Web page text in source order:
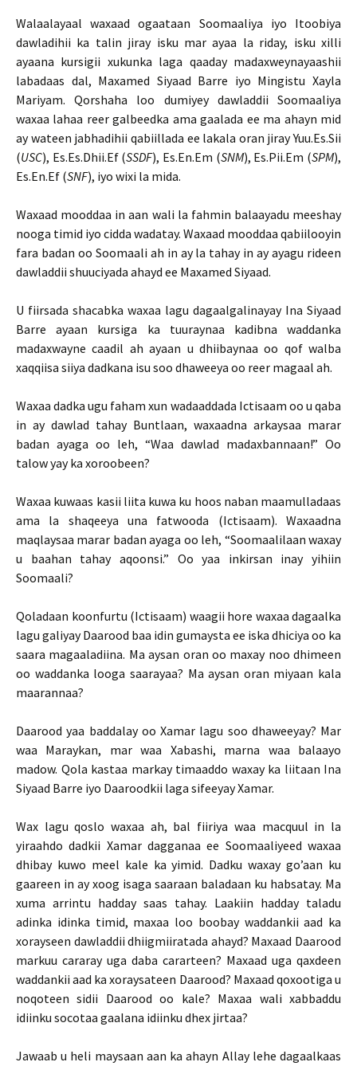
Walaalayaal waxaad ogaataan Soomaaliya iyo Itoobiya
dawladihii ka talin jiray isku mar ayaa la riday, isku xilli
ayaana kursigii xukunka laga qaaday madaxweynayaashii
labadaas dal, Maxamed Siyaad Barre iyo Mingistu Xayla
Mariyam. Qorshaha loo dumiyey dawladdii Soomaaliya
waxaa lahaa reer galbeedka ama gaalada ee ma ahayn mid
ay wateen jabhadihii qabiillada ee lakala oran jiray Yuu.Es.Sii
(USC), Es.Es.Dhii.Ef (SSDF), Es.En.Em (SNM), Es.Pii.Em (SPM),
Es.En.Ef (SNF), iyo wixi la mida.
Waxaad mooddaa in aan wali la fahmin balaayadu meeshay
nooga timid iyo cidda wadatay. Waxaad mooddaa qabiilooyin
fara badan oo Soomaali ah in ay la tahay in ay ayagu rideen
dawladdii shuuciyada ahayd ee Maxamed Siyaad.
U fiirsada shacabka waxaa lagu dagaalgalinayay Ina Siyaad
Barre ayaan kursiga ka tuuraynaa kadibna waddanka
madaxwayne caadil ah ayaan u dhiibaynaa oo qof walba
xaqqiisa siiya dadkana isu soo dhaweeya oo reer magaal ah.
Waxaa dadka ugu faham xun wadaaddada Ictisaam oo u qaba
in ay dawlad tahay Buntlaan, waxaadna arkaysaa marar
badan ayaga oo leh, “Waa dawlad madaxbannaan!” Oo
talow yay ka xoroobeen?
Waxaa kuwaas kasii liita kuwa ku hoos naban maamulladaas
ama la shaqeeya una fatwooda (Ictisaam). Waxaadna
maqlaysaa marar badan ayaga oo leh, “Soomaalilaan waxay
u baahan tahay aqoonsi.” Oo yaa inkirsan inay yihiin
Soomaali?
Qoladaan koonfurtu (Ictisaam) waagii hore waxaa dagaalka
lagu galiyay Daarood baa idin gumaysta ee iska dhiciya oo ka
saara magaaladiina. Ma aysan oran oo maxay noo dhimeen
oo waddanka looga saarayaa? Ma aysan oran miyaan kala
maarannaa?
Daarood yaa baddalay oo Xamar lagu soo dhaweeyay? Mar
waa Maraykan, mar waa Xabashi, marna waa balaayo
madow. Qola kastaa markay timaaddo waxay ka liitaan Ina
Siyaad Barre iyo Daaroodkii laga sifeeyay Xamar.
Wax lagu qoslo waxaa ah, bal fiiriya waa macquul in la
yiraahdo dadkii Xamar dagganaa ee Soomaaliyeed waxaa
dhibay kuwo meel kale ka yimid. Dadku waxay go’aan ku
gaareen in ay xoog isaga saaraan baladaan ku habsatay. Ma
xuma arrintu hadday saas tahay. Laakiin hadday taladu
adinka idinka timid, maxaa loo boobay waddankii aad ka
xorayseen dawladdii dhiigmiiratada ahayd? Maxaad Daarood
markuu cararay uga daba cararteen? Maxaad uga qaxdeen
waddankii aad ka xoraysateen Daarood? Maxaad qoxootiga u
noqoteen sidii Daarood oo kale? Maxaa wali xabbaddu
idiinku socotaa gaalana idiinku dhex jirtaa?
Jawaab u heli maysaan aan ka ahayn Allay lehe dagaalkaas